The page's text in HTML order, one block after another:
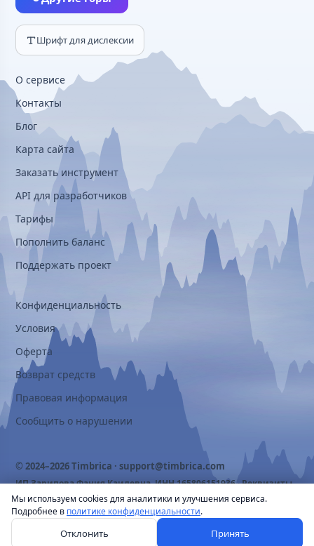
Шрифт для дислексии
О сервисе
Контакты
Блог
Карта сайта
Заказать инструмент
API для разработчиков
Тарифы
Пополнить баланс
Поддержать проект
Конфиденциальность
Условия
Оферта
Возврат средств
Правовая информация
Сообщить о нарушении
© 2024–2026 Timbrica · support@timbrica.com
ИП Зарипова Фания Каилевна, ИНН 165806151936 ·Реквизиты
Мы используем cookies для аналитики и улучшения сервиса.
Подробнее в политике конфиденциальности.
Отклонить Принять